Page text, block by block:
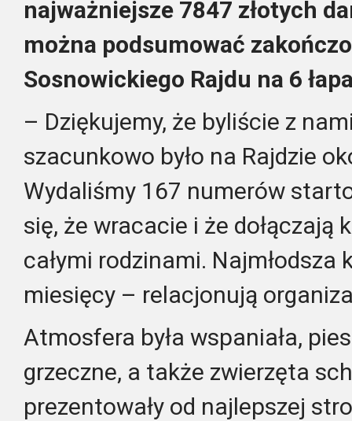
najważniejsze 7847 złotych
można podsumować
Sosnowickiego Rajdu na 6
– Dziękujemy, że byliście z
szacunkowo było na Rajdzie
Wydaliśmy 167 numerów
się, że wracacie i że dołączają
całymi rodzinami. Najmłodsza
miesięcy – relacjonują
Atmosfera była wspaniała,
grzeczne, a także zwierzęta
prezentowały od najlepszej